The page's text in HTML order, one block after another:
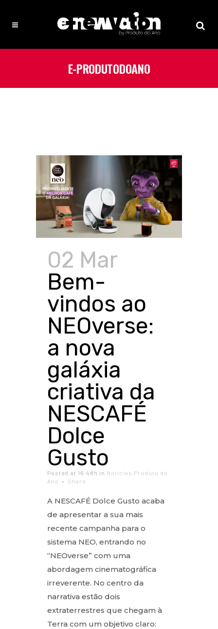
E-PRODUTODOANO
02 Mar
Bem-
vindos ao
NEOverse:
a nova
galáxia
criativa da
NESCAFÉ
Dolce
Gusto
Posted at 16:48h in Notícias Produto do
Ano
Share
A NESCAFÉ Dolce Gusto acaba
de apresentar a sua mais
recente campanha para o
sistema NEO, entrando no
“NEOverse” com uma
abordagem cinematográfica
irreverente. No centro da
narrativa estão dois
extraterrestres que chegam à
Terra com um objetivo claro: